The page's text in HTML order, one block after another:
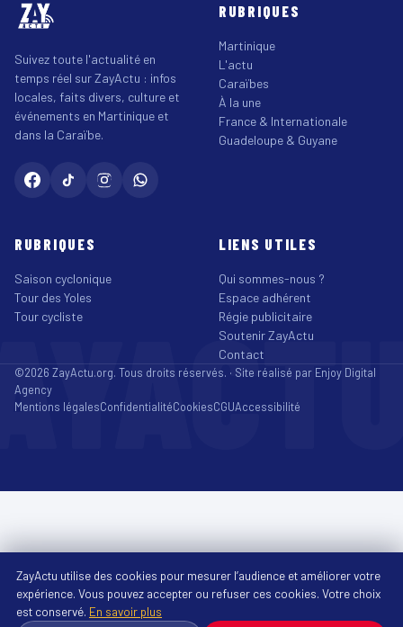
Suivez toute l'actualité en
temps réel sur ZayActu : infos
locales, faits divers, culture et
événements en Martinique et
dans la Caraïbe.
RUBRIQUES
Martinique
L'actu
Caraïbes
À la une
France & Internationale
Guadeloupe & Guyane
RUBRIQUES
Saison cyclonique
Tour des Yoles
Tour cycliste
LIENS UTILES
Qui sommes-nous ?
Espace adhérent
Régie publicitaire
Soutenir ZayActu
Contact
©2026 ZayActu.org. Tous droits réservés. · Site réalisé par Enjoy Digital
Agency
Mentions légalesConfidentialitéCookiesCGUAccessibilité
ZayActu utilise des cookies pour mesurer l’audience et améliorer votre
expérience. Vous pouvez accepter ou refuser ces cookies. Votre choix
est conservé. En savoir plus